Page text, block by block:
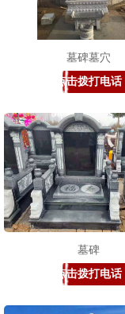
墓碑墓穴
点击拨打电话
墓碑
点击拨打电话